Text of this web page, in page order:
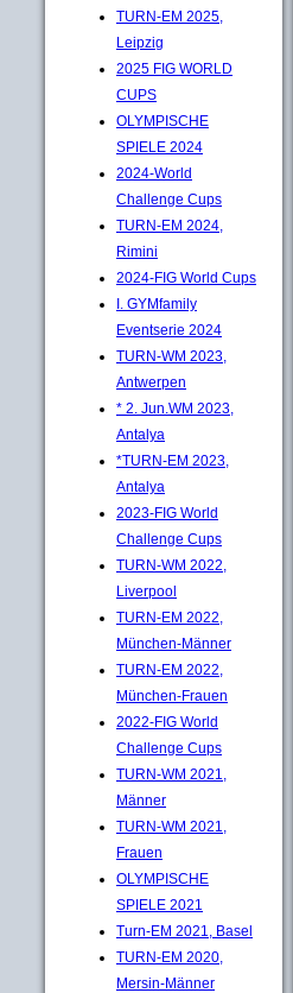
TURN-EM 2025,
Leipzig
2025 FIG WORLD
CUPS
OLYMPISCHE
SPIELE 2024
2024-World
Challenge Cups
TURN-EM 2024,
Rimini
2024-FIG World Cups
I. GYMfamily
Eventserie 2024
TURN-WM 2023,
Antwerpen
* 2. Jun.WM 2023,
Antalya
*TURN-EM 2023,
Antalya
2023-FIG World
Challenge Cups
TURN-WM 2022,
Liverpool
TURN-EM 2022,
München-Männer
TURN-EM 2022,
München-Frauen
2022-FIG World
Challenge Cups
TURN-WM 2021,
Männer
TURN-WM 2021,
Frauen
OLYMPISCHE
SPIELE 2021
Turn-EM 2021, Basel
TURN-EM 2020,
Mersin-Männer